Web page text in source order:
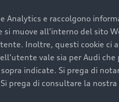
comprarne una.
gamma di
valore futuro della
di scegliere se
Analytics e raccolgono
si muove all'interno del sito
Inoltre, questi cookie ci
vale sia per Audi
indicate. Si prega di
prega di consultare la